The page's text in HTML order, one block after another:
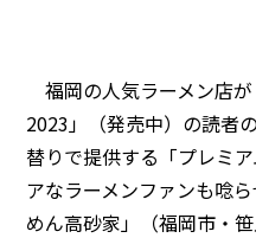
福岡の人気ラーメン店
2023」（発売中）の読者
替りで提供する「プレミ
アなラーメンファンも唸
めん高砂家」（福岡市・